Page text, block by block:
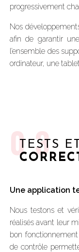
progressivement
Nos
afin de garantir
l’ensemble des
ordinateur, une
03
TESTS ET
Une application
Nous testons et
réalisés avant leur
bon
de contrôle